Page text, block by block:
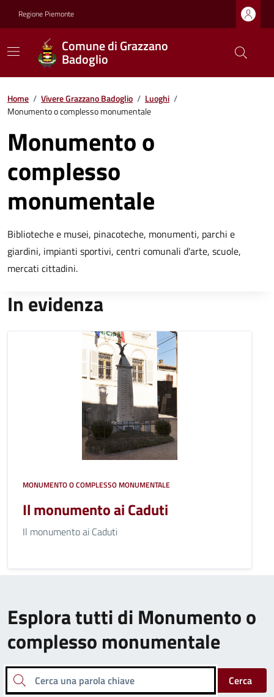
Regione Piemonte
Comune di Grazzano
Badoglio
Home / Vivere Grazzano Badoglio / Luoghi /
Monumento o complesso monumentale
Monumento o
complesso
monumentale
Biblioteche e musei, pinacoteche, monumenti, parchi e
giardini, impianti sportivi, centri comunali d'arte, scuole,
mercati cittadini.
In evidenza
MONUMENTO O COMPLESSO MONUMENTALE
Il monumento ai Caduti
Il monumento ai Caduti
Esplora tutti di Monumento o
complesso monumentale
Cerca una parola chiave
Cerca